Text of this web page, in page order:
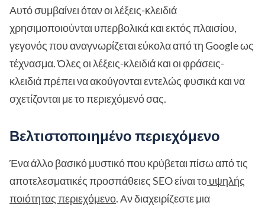
Αυτό συμβαίνει όταν οι λέξεις-κλειδιά
χρησιμοποιούνται υπερβολικά και εκτός πλαισίου,
γεγονός που αναγνωρίζεται εύκολα από τη Google ως
τέχνασμα. Όλες οι λέξεις-κλειδιά και οι φράσεις-
κλειδιά πρέπει να ακούγονται εντελώς φυσικά και να
σχετίζονται με το περιεχόμενό σας.
Βελτιστοποιημένο περιεχόμενο
Ένα άλλο βασικό μυστικό που κρύβεται πίσω από τις
αποτελεσματικές προσπάθειες SEO είναι τουψηλής
ποιότητας περιεχόμενο. Αν διαχειρίζεστε μια